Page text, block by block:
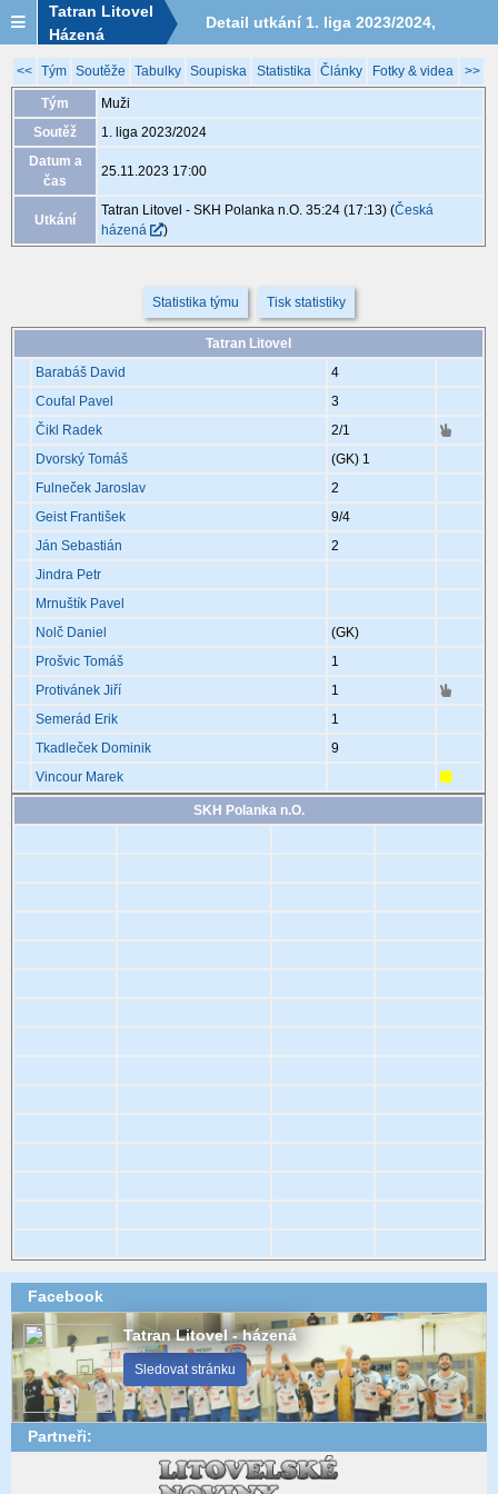
Tatran Litovel
Házená
Detail utkání 1. liga 2023/2024,
XAB058, 25.11. 17:00
<< Tým Soutěže Tabulky Soupiska Statistika Články Fotky & videa >>
Tým
Muži
Soutěž
1. liga 2023/2024
Datum a
čas
25.11.2023 17:00
Utkání
Tatran Litovel - SKH Polanka n.O. 35:24 (17:13)(Česká
házená
)
Statistika týmu Tisk statistiky
Tatran Litovel
Barabáš David
4
Coufal Pavel
3
Čikl Radek
2/1
Dvorský Tomáš
(GK) 1
Fulneček Jaroslav
2
Geist František
9/4
Ján Sebastián
2
Jindra Petr
Mrnuštík Pavel
Nolč Daniel
(GK)
Prošvic Tomáš
1
Protivánek Jiří
1
Semerád Erik
1
Tkadleček Dominik
9
Vincour Marek
SKH Polanka n.O.
Facebook
Tatran Litovel - házená
Sledovat stránku
Partneři: